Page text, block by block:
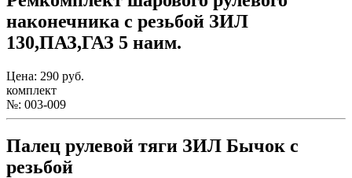
наконечника с резьбой ЗИЛ
130,ПАЗ,ГАЗ 5 наим.
Цена: 290 руб.
комплект
№: 003-009
Палец рулевой тяги ЗИЛ Бычок с
резьбой